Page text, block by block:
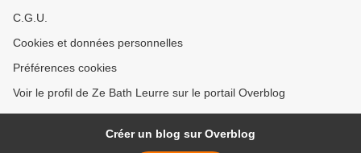
C.G.U.
Cookies et données personnelles
Préférences cookies
Voir le profil de Ze Bath Leurre sur le portail Overblog
Créer un blog sur Overblog